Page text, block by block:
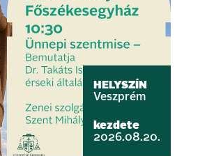
HELYSZÍN
Veszprém
kezdete
2026.08.20.